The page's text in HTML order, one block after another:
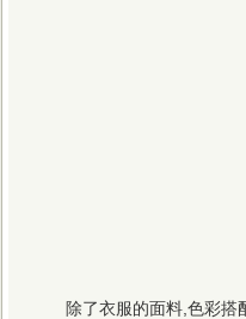
除了衣服的面料,色彩搭